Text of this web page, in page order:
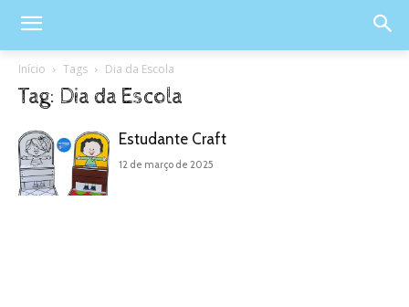
Início Tags Dia da Escola
Tag: Dia da Escola
Estudante Craft
12 de março de 2025